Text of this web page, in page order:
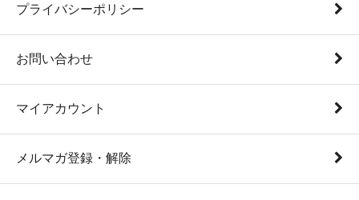
プライバシーポリシー
お問い合わせ
マイアカウント
メルマガ登録・解除